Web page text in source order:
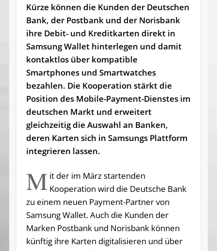
Kürze können die Kunden der Deutschen
Bank, der Postbank und der Norisbank
ihre Debit- und Kreditkarten direkt in
Samsung Wallet hinterlegen und damit
kontaktlos über kompatible
Smartphones und Smartwatches
bezahlen. Die Kooperation stärkt die
Position des Mobile-Payment-Dienstes im
deutschen Markt und erweitert
gleichzeitig die Auswahl an Banken,
deren Karten sich in Samsungs Plattform
integrieren lassen.
M it der im März startenden
Kooperation wird die Deutsche Bank
zu einem neuen Payment-Partner von
Samsung Wallet. Auch die Kunden der
Marken Postbank und Norisbank können
künftig ihre Karten digitalisieren und über